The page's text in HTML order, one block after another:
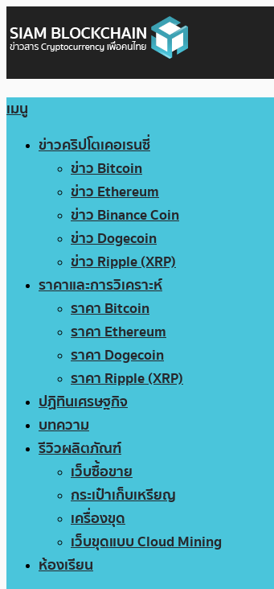
เมนู
ข่าวคริปโตเคอเรนซี่
ข่าว Bitcoin
ข่าว Ethereum
ข่าว Binance Coin
ข่าว Dogecoin
ข่าว Ripple (XRP)
ราคาและการวิเคราะห์
ราคา Bitcoin
ราคา Ethereum
ราคา Dogecoin
ราคา Ripple (XRP)
ปฏิทินเศรษฐกิจ
บทความ
รีวิวผลิตภัณฑ์
เว็บซื้อขาย
กระเป๋าเก็บเหรียญ
เครื่องขุด
เว็บขุดแบบ Cloud Mining
ห้องเรียน